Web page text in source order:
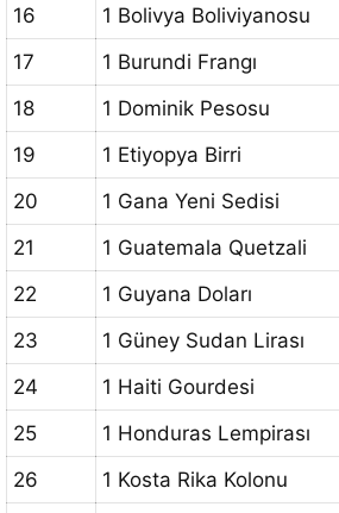
16
1 Bolivya Boliviyanosu
17
1 Burundi Frangı
18
1 Dominik Pesosu
19
1 Etiyopya Birri
20
1 Gana Yeni Sedisi
21
1 Guatemala Quetzali
22
1 Guyana Doları
23
1 Güney Sudan Lirası
24
1 Haiti Gourdesi
25
1 Honduras Lempirası
26
1 Kosta Rika Kolonu